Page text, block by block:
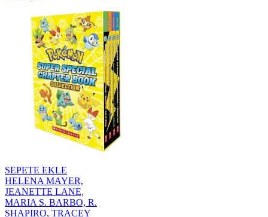
SEPETE EKLE
HELENA MAYER,
JEANETTE LANE,
MARIA S. BARBO, R.
SHAPIRO, TRACEY